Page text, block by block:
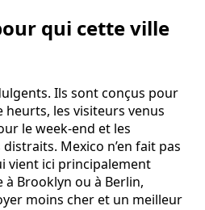
qui cette ville
Ils sont conçus pour
heurts, les visiteurs venus
le week-end et les
Mexico n’en fait pas
vient ici principalement
Brooklyn ou à Berlin,
moins cher et un meilleur